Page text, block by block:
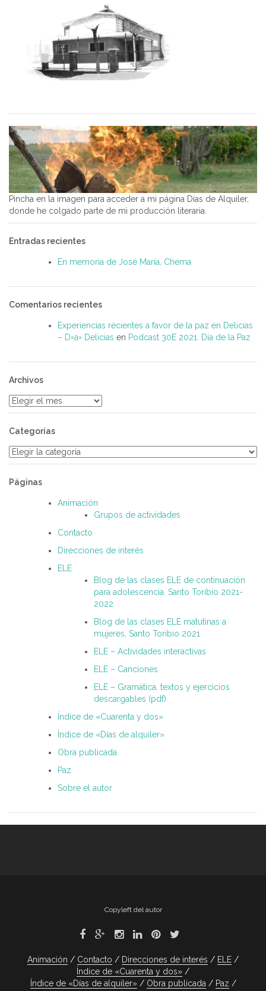
Pincha en la imagen para acceder a mi página Días de Alquiler,
donde he colgado parte de mi producción literaria.
Entradas recientes
En memoria de José María, Chema
Comentarios recientes
Experiencias recientes a favor de la paz en Delicias
– D=a= Delicias en Podcast 30E 2021. Día de la Paz
Archivos
Archivos
Categorías
Categorías
Páginas
Animación
Grupos de actividades
Contacto
Direcciones de interés
ELE
Blog de las clases ELE de continuación
para adolescencia. Santo Toribio 2021-
2022
Blog de las clases ELE matutinas a
mujeres, Santo Toribio 2021
ELE – Actividades interactivas
ELE – Canciones
ELE – Gramática, textos y ejercicios
descargables (pdf)
Índice de «Cuarenta y dos»
Índice de «Días de alquiler»
Obra publicada
Paz
Sobre el autor
Copyleft del autor
Animación Contacto Direcciones de interés
ELE
Índice de «Cuarenta y dos»
Índice de «Días de alquiler»
Obra publicada
Paz